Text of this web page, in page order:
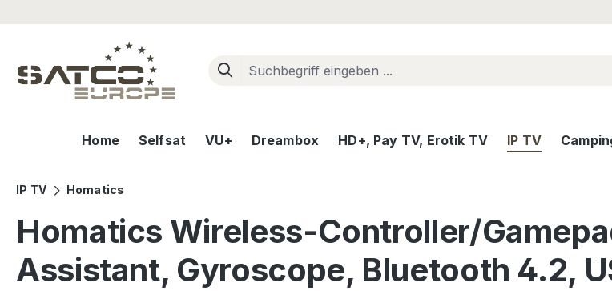
Home Selfsat VU+ Dreambox HD+, Pay TV, Erotik TV IP TV
IP TV Homatics
Homatics Wireless-Controller/
Assistant, Gyroscope, Bluetooth 4.2,